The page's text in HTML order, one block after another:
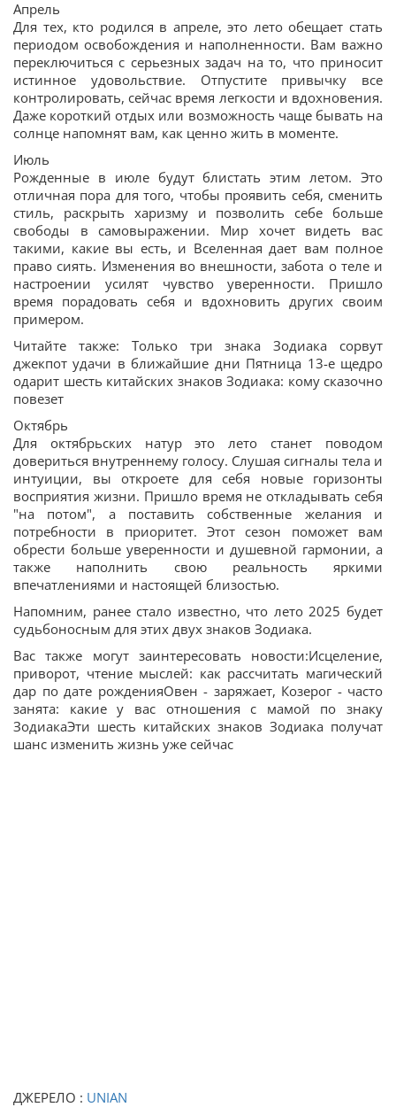
Апрель
Для тех, кто родился в апреле, это лето обещает стать
периодом освобождения и наполненности. Вам важно
переключиться с серьезных задач на то, что приносит
истинное удовольствие. Отпустите привычку все
контролировать, сейчас время легкости и вдохновения.
Даже короткий отдых или возможность чаще бывать на
солнце напомнят вам, как ценно жить в моменте.
Июль
Рожденные в июле будут блистать этим летом. Это
отличная пора для того, чтобы проявить себя, сменить
стиль, раскрыть харизму и позволить себе больше
свободы в самовыражении. Мир хочет видеть вас
такими, какие вы есть, и Вселенная дает вам полное
право сиять. Изменения во внешности, забота о теле и
настроении усилят чувство уверенности. Пришло
время порадовать себя и вдохновить других своим
примером.
Читайте также: Только три знака Зодиака сорвут
джекпот удачи в ближайшие дни Пятница 13-е щедро
одарит шесть китайских знаков Зодиака: кому сказочно
повезет
Октябрь
Для октябрьских натур это лето станет поводом
довериться внутреннему голосу. Слушая сигналы тела и
интуиции, вы откроете для себя новые горизонты
восприятия жизни. Пришло время не откладывать себя
"на потом", а поставить собственные желания и
потребности в приоритет. Этот сезон поможет вам
обрести больше уверенности и душевной гармонии, а
также наполнить свою реальность яркими
впечатлениями и настоящей близостью.
Напомним, ранее стало известно, что лето 2025 будет
судьбоносным для этих двух знаков Зодиака.
Вас также могут заинтересовать новости:Исцеление,
приворот, чтение мыслей: как рассчитать магический
дар по дате рожденияОвен - заряжает, Козерог - часто
занята: какие у вас отношения с мамой по знаку
ЗодиакаЭти шесть китайских знаков Зодиака получат
шанс изменить жизнь уже сейчас
ДЖЕРЕЛО : UNIAN